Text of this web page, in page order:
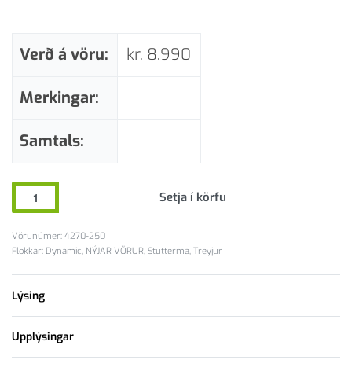
Verð á vöru: kr. 8.990
Merkingar:
Samtals:
Setja í körfu
4270-250
Flokkar: Dynamic, NÝJAR VÖRUR, Stutterma, Treyjur
Lýsing
Upplýsingar